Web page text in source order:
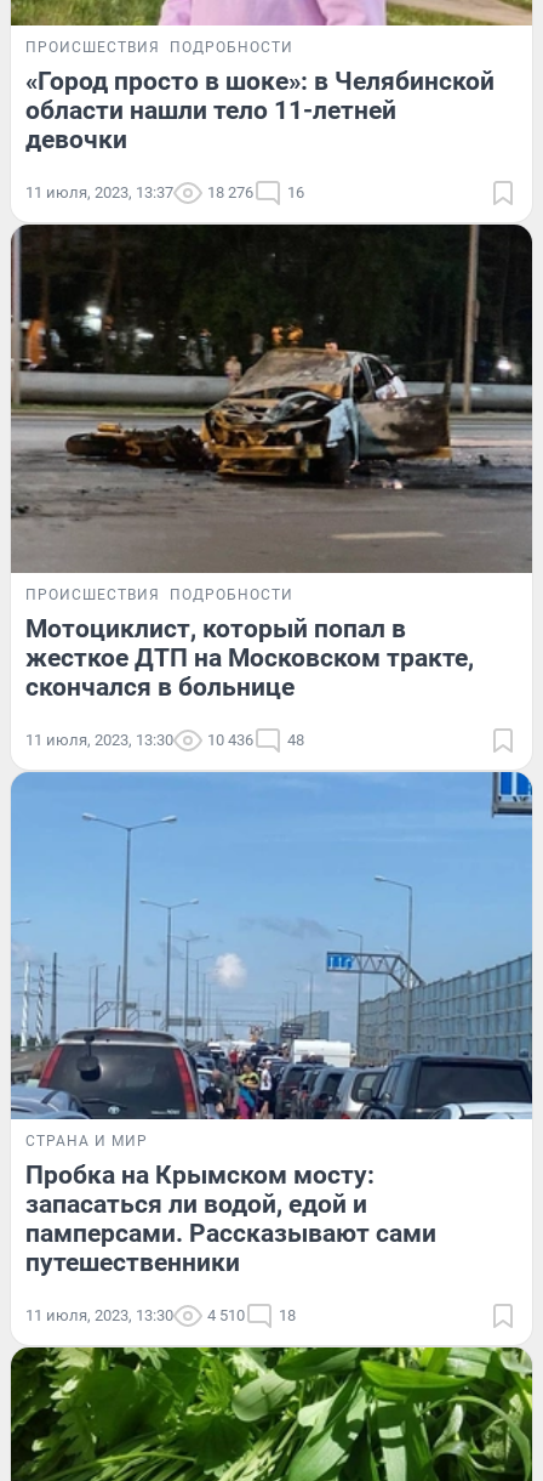
ПРОИСШЕСТВИЯ ПОДРОБНОСТИ
«Город просто в шоке»: в Челябинской
области нашли тело 11-летней
девочки
11 июля, 2023, 13:37 18 276 16
ПРОИСШЕСТВИЯ ПОДРОБНОСТИ
Мотоциклист, который попал в
жесткое ДТП на Московском тракте,
скончался в больнице
11 июля, 2023, 13:30 10 436 48
СТРАНА И МИР
Пробка на Крымском мосту:
запасаться ли водой, едой и
памперсами. Рассказывают сами
путешественники
11 июля, 2023, 13:30 4 510 18